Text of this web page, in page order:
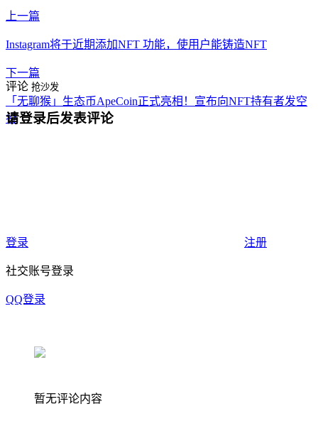
上一篇
Instagram将于近期添加NFT 功能，使用户能铸造NFT
下一篇
「无聊猴」生态币ApeCoin正式亮相！宣布向NFT持有者发空
投
评论 抢沙发
请登录后发表评论
登录 注册
社交账号登录
QQ登录
暂无评论内容